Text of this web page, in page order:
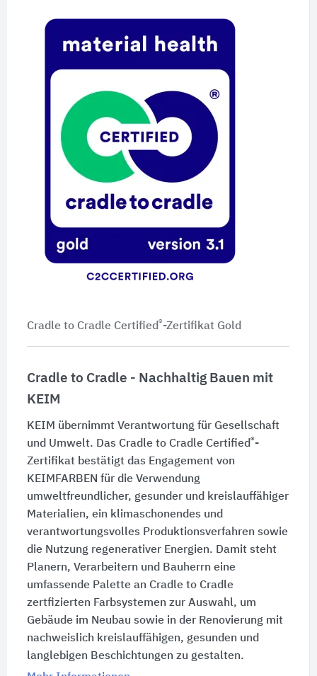
Cradle to Cradle Certified®-Zertifikat Gold
Cradle to Cradle - Nachhaltig Bauen mit
KEIM
KEIM übernimmt Verantwortung für Gesellschaft
und Umwelt. Das Cradle to Cradle Certified®-
Zertifikat bestätigt das Engagement von
KEIMFARBEN für die Verwendung
umweltfreundlicher, gesunder und kreislauffähiger
Materialien, ein klimaschonendes und
verantwortungsvolles Produktionsverfahren sowie
die Nutzung regenerativer Energien. Damit steht
Planern, Verarbeitern und Bauherrn eine
umfassende Palette an Cradle to Cradle
zertfizierten Farbsystemen zur Auswahl, um
Gebäude im Neubau sowie in der Renovierung mit
nachweislich kreislauffähigen, gesunden und
langlebigen Beschichtungen zu gestalten.